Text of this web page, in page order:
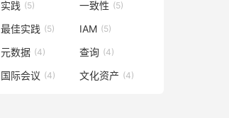
实践 (5) 一致性 (5)
最佳实践 (5) IAM (5)
元数据 (4) 查询 (4)
国际会议 (4) 文化资产 (4)